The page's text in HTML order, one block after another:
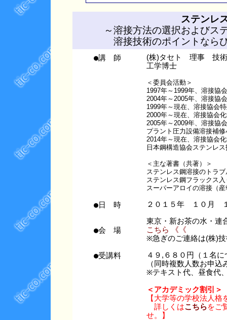
ステンレ
～溶接方法の選択およびス
溶接技術のポイントなら
●講 師
(株)タセト 理事 技
工学博士
＜委員会活動＞
1997年～1999年、溶接協
2004年～2005年、溶接協
1999年～現在、溶接協会
2000年～現在、溶接協会
2005年～2009年、溶接協
プラント圧力設備溶接補
2014年～現在、溶接協会
日本鋼構造協会ステンレ
＜主な著書（共著）＞
ステンレス鋼溶接のトラ
ステンレス鋼フラックス
スーパーアロイの溶接（
●日 時 ２０１５年 １０月
●会 場
東京・新お茶の水・
こちら 《《
※急ぎのご連絡は(株)
●受講料
４９,６８０円（１名に
（同時複数人数お申
※テキスト代、昼食代
＜アカデミック割引＞
【大学等の学校法人
詳しくはこちらをご
せ。】